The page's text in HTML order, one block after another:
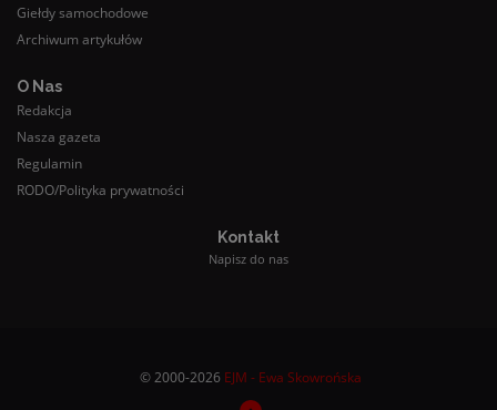
Giełdy samochodowe
Archiwum artykułów
O Nas
Redakcja
Nasza gazeta
Regulamin
RODO/Polityka prywatności
Kontakt
Napisz do nas
© 2000-2026 EJM - Ewa Skowrońska